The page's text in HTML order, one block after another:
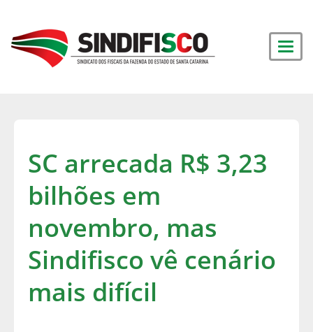
SC arrecada R$ 3,23
bilhões em
novembro, mas
Sindifisco vê cenário
mais difícil